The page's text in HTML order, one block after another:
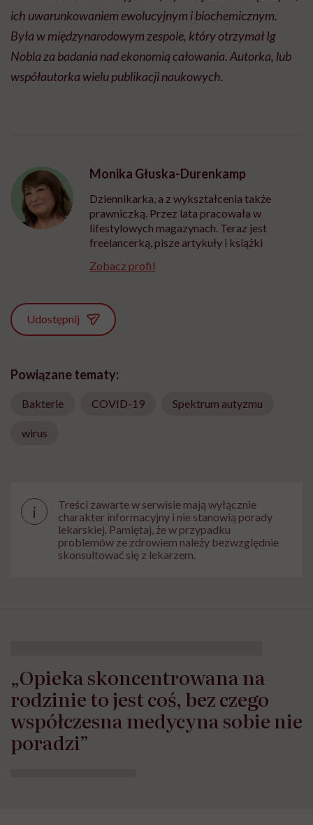
ich uwarunkowaniem ewolucyjnym i biochemicznym.
Była w międzynarodowym zespole, który otrzymał Ig
Nobla za badania nad ekonomią całowania.Autorka, lub
współautorka wielu publikacji naukowych.
Monika Głuska-Durenkamp
Dziennikarka, a z wykształcenia także
prawniczką. Przez lata pracowała w
lifestylowych magazynach. Teraz jest
freelancerką, pisze artykuły i książki
Zobacz profil
Udostępnij
Powiązane tematy:
Bakterie COVID-19 Spektrum autyzmu
wirus
i
Treści zawarte w serwisie mają wyłącznie
charakter informacyjny i nie stanowią porady
lekarskiej. Pamiętaj, że w przypadku
problemów ze zdrowiem należy bezwzględnie
skonsultować się z lekarzem.
„Opieka skoncentrowana na
rodzinie to jest coś, bez czego
współczesna medycyna sobie nie
poradzi”